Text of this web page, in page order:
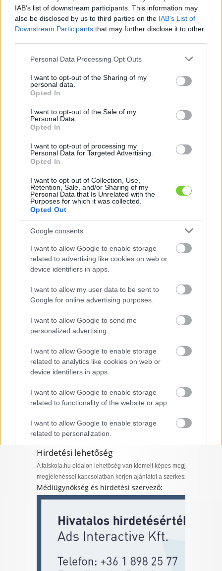
IAB’s list of downstream participants. This information may
also be disclosed by us to third parties on the IAB’s List of
Downstream Participants that may further disclose it to other
Please note that this website/app uses one or more Google
not limited to your visit or usage behaviour. You may click to
grant or deny consent to Google and its third-party tags to
use your data for below specified purposes in below Google
consent section.
Personal Data Processing Opt Outs
I want to opt-out of the Sharing of my
personal data.
Opted In
I want to opt-out of the Sale of my
Personal Data.
Opted In
I want to opt-out of processing my
Personal Data for Targeted Advertising.
Opted In
I want to opt-out of Collection, Use,
Retention, Sale, and/or Sharing of my
Personal Data that Is Unrelated with the
Purposes for which it was collected.
Opted Out
Google consents
I want to allow Google to enable storage
related to advertising like cookies on web or
device identifiers in apps.
I want to allow my user data to be sent to
Google for online advertising purposes.
I want to allow Google to send me
personalized advertising.
I want to allow Google to enable storage
related to analytics like cookies on web or
device identifiers in apps.
I want to allow Google to enable storage
related to functionality of the website or app.
I want to allow Google to enable storage
related to personalization.
I want to allow Google to enable storage
related to security, including authentication
functionality and fraud prevention, and other
user protection.
CONFIRM
Data Deletion Data Access Privacy Policy
Felhasználónév
Jelszó
Elfelejtette jelszavát?
Bejelentkezés
faiskola.hu
Kertészeti, kerti termékek és szolgáltatások térképes
KERTÉSZ ÉS KERTÉSZET REGISZTRÁCIÓ
Mi a Faiskola.hu?
Impresszum
igénybe vevők (kerttulajdonosok, építkezők, társasházak)
szolgáltatók megtalálásában, kiválasztásában.
Szeretne jelen lenni a szaknévsorban?
A kertészeti címtár a faiskolák, kertészetek, kertépítők és a kerthez
Miért jó, ha regisztrál?
látogatottságot, forgalmat és további szolgáltatásokat kínál:
A faiskola.hu 2000 óta ismert és keresett kerti címtár
Térképes és kulcsszavas keresési lehetőség
Bármikor, online módosítható adatlapok
Útmutató a regisztrációhoz »
Regisztráció »
Hirdetési lehetőség
A faiskola.hu oldalon lehetőség van kiemelt képes megjelenések és
megjelenéssel kapcsolatban kérjen ajánlatot a szerkesztőségtől.
Médiügynökség és hirdetési szervező: